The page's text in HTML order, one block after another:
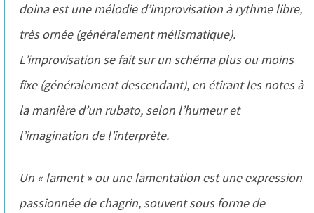
doina est une mélodie d’improvisation à rythme libre,
très ornée (généralement mélismatique).
L’improvisation se fait sur un schéma plus ou moins
fixe (généralement descendant), en étirant les notes à
la manière d’un rubato, selon l’humeur et
l’imagination de l’interprète.
Un « lament » ou une lamentation est une expression
passionnée de chagrin, souvent sous forme de